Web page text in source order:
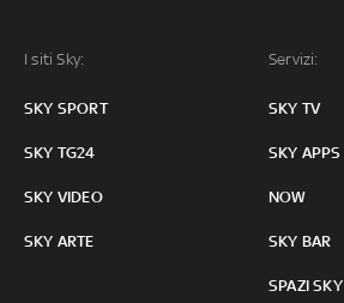
I siti Sky:
SKY SPORT
SKY TG24
SKY VIDEO
SKY ARTE
Servizi:
SKY TV
SKY APPS
NOW
SKY BAR
SPAZI SKY